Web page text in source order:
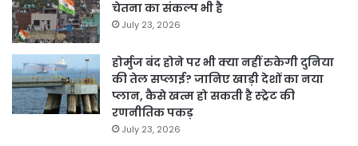
चेतना का संकल्प भी है
July 23, 2026
होर्मुज बंद होने पर भी क्या नहीं रुकेगी दुनिया
की तेल सप्लाई? जानिए खाड़ी देशों का नया
प्लान, कैसे खत्म हो सकती है स्ट्रेट की
रणनीतिक पकड़
July 23, 2026